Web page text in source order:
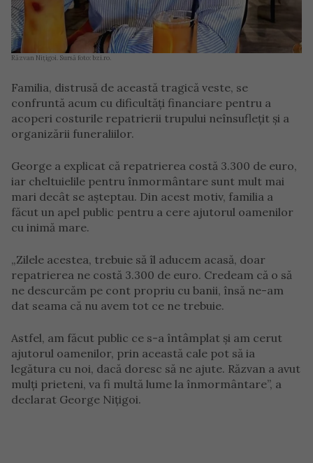
Răzvan Nițigoi. Sursă foto: bzi.ro.
Familia, distrusă de această tragică veste, se
confruntă acum cu dificultăți financiare pentru a
acoperi costurile repatrierii trupului neînsuflețit și a
organizării funeraliilor.
George a explicat că repatrierea costă 3.300 de euro,
iar cheltuielile pentru înmormântare sunt mult mai
mari decât se așteptau. Din acest motiv, familia a
făcut un apel public pentru a cere ajutorul oamenilor
cu inimă mare.
„Zilele acestea, trebuie să îl aducem acasă, doar
repatrierea ne costă 3.300 de euro. Credeam că o să
ne descurcăm pe cont propriu cu banii, însă ne-am
dat seama că nu avem tot ce ne trebuie.
Astfel, am făcut public ce s-a întâmplat și am cerut
ajutorul oamenilor, prin această cale pot să ia
legătura cu noi, dacă doresc să ne ajute. Răzvan a avut
mulți prieteni, va fi multă lume la înmormântare”, a
declarat George Nițigoi.